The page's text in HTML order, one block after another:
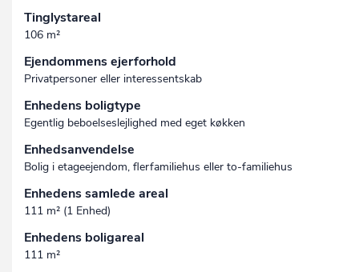
Tinglystareal
106 m²
Ejendommens ejerforhold
Privatpersoner eller interessentskab
Enhedens boligtype
Egentlig beboelseslejlighed med eget køkken
Enhedsanvendelse
Bolig i etageejendom, flerfamiliehus eller to-familiehus
Enhedens samlede areal
111 m² (1 Enhed)
Enhedens boligareal
111 m²